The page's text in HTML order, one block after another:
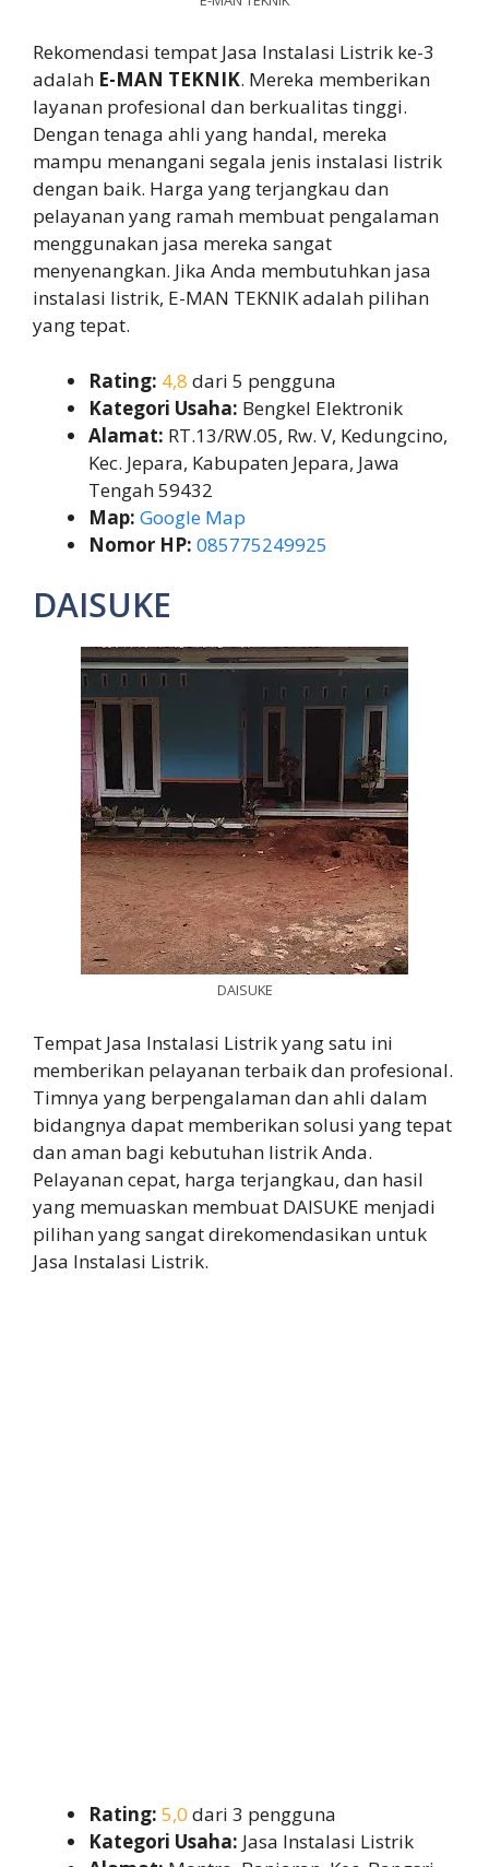
Rekomendasi tempat Jasa Instalasi Listrik ke-3
adalah E-MAN TEKNIK. Mereka memberikan
layanan profesional dan berkualitas tinggi.
Dengan tenaga ahli yang handal, mereka
mampu menangani segala jenis instalasi listrik
dengan baik. Harga yang terjangkau dan
pelayanan yang ramah membuat pengalaman
menggunakan jasa mereka sangat
menyenangkan. Jika Anda membutuhkan jasa
instalasi listrik, E-MAN TEKNIK adalah pilihan
yang tepat.
Rating: 4,8 dari 5 pengguna
Kategori Usaha: Bengkel Elektronik
Alamat: RT.13/RW.05, Rw. V, Kedungcino,
Kec. Jepara, Kabupaten Jepara, Jawa
Tengah 59432
Map: Google Map
Nomor HP: 085775249925
DAISUKE
DAISUKE
Tempat Jasa Instalasi Listrik yang satu ini
memberikan pelayanan terbaik dan profesional.
Timnya yang berpengalaman dan ahli dalam
bidangnya dapat memberikan solusi yang tepat
dan aman bagi kebutuhan listrik Anda.
Pelayanan cepat, harga terjangkau, dan hasil
yang memuaskan membuat DAISUKE menjadi
pilihan yang sangat direkomendasikan untuk
Jasa Instalasi Listrik.
Rating: 5,0 dari 3 pengguna
Kategori Usaha: Jasa Instalasi Listrik